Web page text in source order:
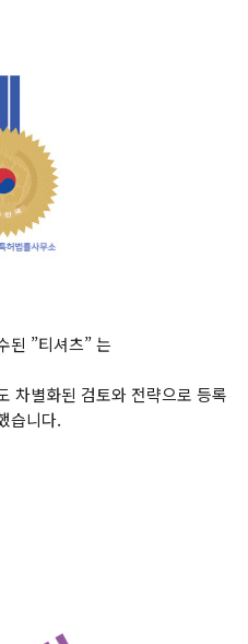
된 ”티셔츠” 는
차별화된 검토와 전략으로 등록
습니다.